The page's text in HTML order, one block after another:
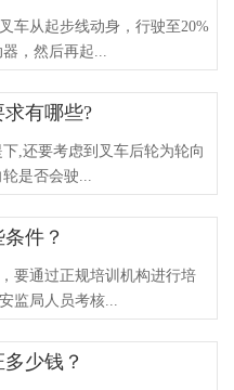
车从起步线动身，行驶至20%
，然后再起...
有哪些?
,还要考虑到叉车后轮为轮向
是否会驶...
件？
要通过正规培训机构进行培
监局人员考核...
少钱？